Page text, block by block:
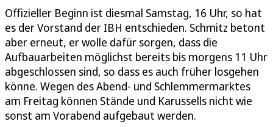
Offizieller Beginn ist diesmal Samstag, 16 Uhr, so hat
es der Vorstand der IBH entschieden. Schmitz betont
aber erneut, er wolle dafür sorgen, dass die
Aufbauarbeiten möglichst bereits bis morgens 11 Uhr
abgeschlossen sind, so dass es auch früher losgehen
könne. Wegen des Abend- und Schlemmermarktes
am Freitag können Stände und Karussells nicht wie
sonst am Vorabend aufgebaut werden.